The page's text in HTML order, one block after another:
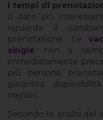
I tempi di
Il dato più
riguarda il
prenotazione. Le
single
non si
immediatamente
più persone
garantirsi
migliori.
Secondo le analisi del